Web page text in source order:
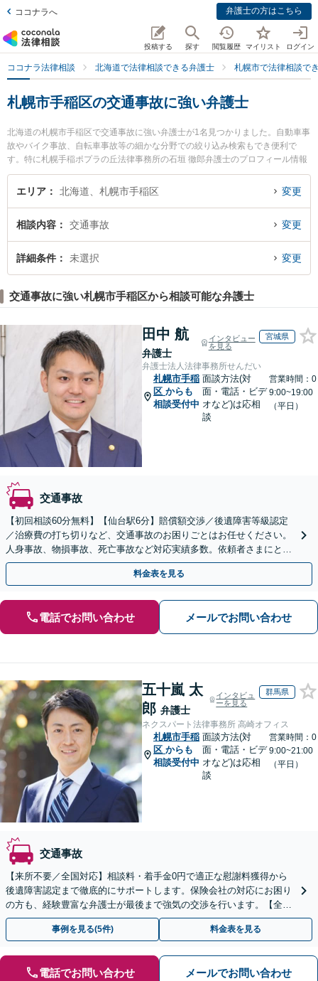
ココナラへ 弁護士の方はこちら
投稿する 探す 閲覧履歴 マイリスト ログイン
ココナラ法律相談 北海道で法律相談できる弁護士 札幌市で法律相談で
札幌市手稲区の交通事故に強い弁護士
北海道の札幌市手稲区で交通事故に強い弁護士が1名見つかりました。自動車事
故やバイク事故、自転車事故等の細かな分野での絞り込み検索もでき便利で
す。特に札幌手稲ポプラの丘法律事務所の石垣 徹郎弁護士のプロフィール情報
や弁護士費用、強みなどが注目されています。『札幌市手稲区で土日や夜間に
発生した交通事故のトラブルを今すぐに弁護士に相談したい』『交通事故のト
の相談者さんにおすすめです。
エリア 北海道、札幌市手稲区 変更
相談内容 交通事故 変更
詳細条件 未選択 変更
交通事故に強い札幌市手稲区から相談可能な弁護士
田中 航
弁護士
インタビュー
を見る
宮城県
弁護士法人法律事務所せんだい
札幌市手稲
区 からも
相談受付中
面談方法(対
面・電話・ビデ
オなど)は応相
談
営業時間：0
9:00~19:00
（平日）
交通事故
【初回相談60分無料】【仙台駅6分】賠償額交渉／後遺障害等級認定
／治療費の打ち切りなど、交通事故のお困りごとはお任せください。
人身事故、物損事故、死亡事故など対応実績多数。依頼者さまにとっ
て最善の解決となるよう、粘り強く交渉・対応します
料金表を見る
電話でお問い合わせ メールでお問い合わせ
五十嵐 太
郎 弁護士
インタビュ
ーを見る
群馬県
ネクスパート法律事務所 高崎オフィス
札幌市手稲
区 からも
相談受付中
面談方法(対
面・電話・ビデ
オなど)は応相
談
営業時間：0
9:00~21:00
（平日）
交通事故
【来所不要／全国対応】相談料・着手金0円で適正な慰謝料獲得から
後遺障害認定まで徹底的にサポートします。保険会社の対応にお困り
の方も、経験豊富な弁護士が最後まで強気の交渉を行います。【全国
13拠点】お気軽にご相談ください。
事例を見る(5件) 料金表を見る
電話でお問い合わせ メールでお問い合わせ